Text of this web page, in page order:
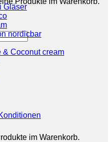
im Warenkorb.
Gläser
nordicbar
& Coconut cream